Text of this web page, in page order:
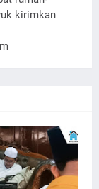
kirimkan